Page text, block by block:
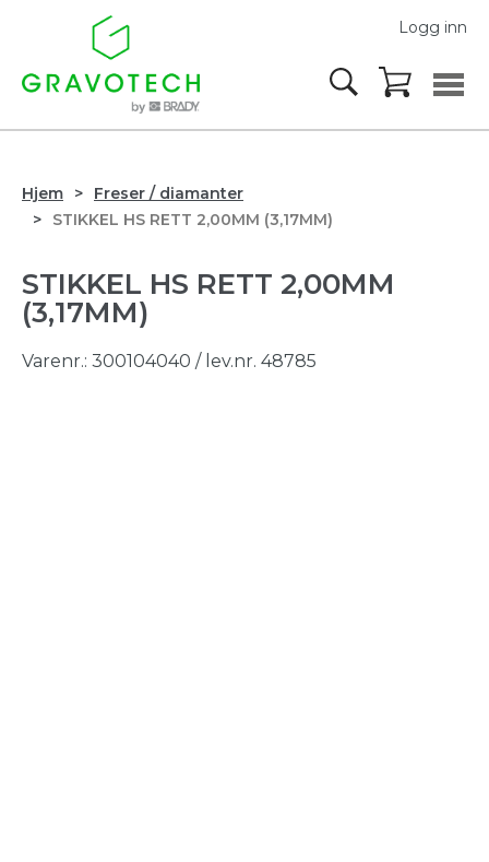
Logg inn
Hjem
Freser / diamanter
STIKKEL HS RETT 2,00MM (3,17MM)
STIKKEL HS RETT 2,00MM
(3,17MM)
Varenr.: 300104040 / lev.nr. 48785